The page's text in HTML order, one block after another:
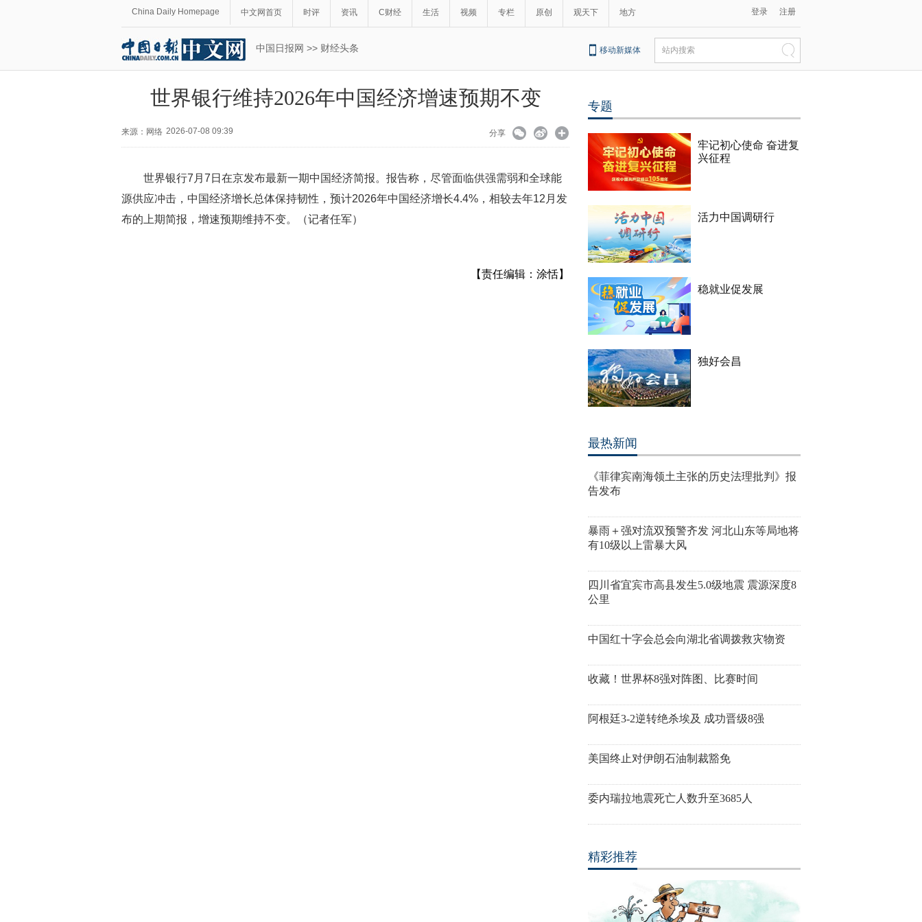
China Daily Homepage 中文网首页 时评 资讯 C财经 生活 视频 专栏 原创 观天下 地方 登录 注册
中国日报网 >> 财经头条 移动新媒体 站内搜索
世界银行维持2026年中国经济增速预期不变
来源：网络 2026-07-08 09:39 分享
世界银行7月7日在京发布最新一期中国经济简报。报告称，尽管面临供强需弱和全球能
源供应冲击，中国经济增长总体保持韧性，预计2026年中国经济增长4.4%，相较去年12月发
布的上期简报，增速预期维持不变。（记者任军）
【责任编辑：涂恬】
专题
牢记初心使命 奋进复
兴征程
活力中国调研行
稳就业促发展
独好会昌
最热新闻
《菲律宾南海领土主张的历史法理批判》报
告发布
暴雨＋强对流双预警齐发 河北山东等局地将
有10级以上雷暴大风
四川省宜宾市高县发生5.0级地震 震源深度8
公里
中国红十字会总会向湖北省调拨救灾物资
收藏！世界杯8强对阵图、比赛时间
阿根廷3-2逆转绝杀埃及 成功晋级8强
美国终止对伊朗石油制裁豁免
委内瑞拉地震死亡人数升至3685人
精彩推荐